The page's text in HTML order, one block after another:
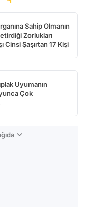
Sahip Olmanın
Zorlukları
Cinsi Şaşırtan 17 Kişi
Uyumanın
Çok